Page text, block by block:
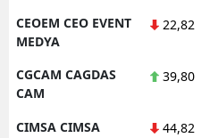
CEOEM CEO EVENT
MEDYA
22,82
CGCAM CAGDAS
CAM
39,80
CIMSA CIMSA 44,82